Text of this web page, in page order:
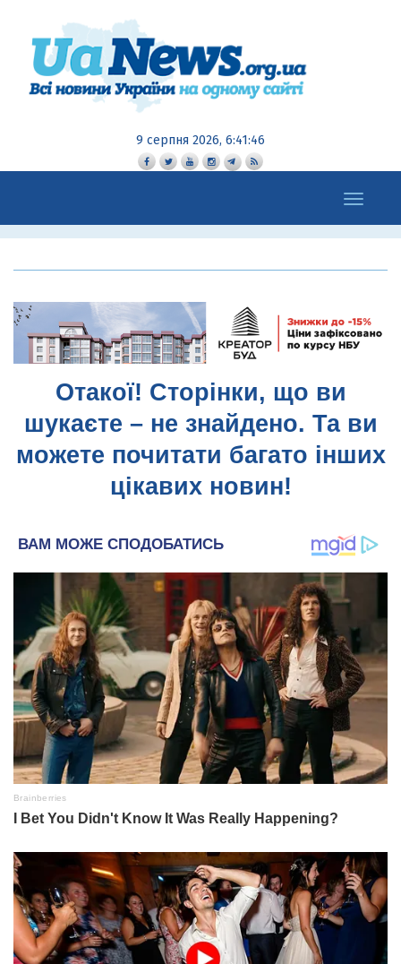
9 серпня 2026, 6:41:47
Toggle
navigation
Отакої! Сторінки, що ви
шукаєте – не знайдено. Та ви
можете почитати багато інших
цікавих новин!